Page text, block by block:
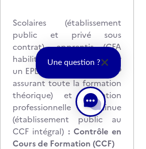
Scolaires (établissement
public et privé sous
contrat), apprentis (CFA
habilité ou CFA porté par
un EPLE, GRETA ou GIP-FCIP
assurant toute la formation
théorique) et formation
professionnelle continue
(établissement public au
CCF intégral) : Contrôle en
Cours de Formation (CCF)
Une question ?